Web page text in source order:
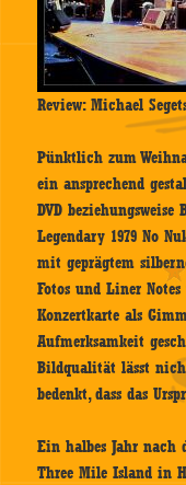
Review: Michael
Pünktlich zum
ein ansprechend
DVD
Legendary 1979 No
mit geprägtem
Fotos und Liner
Konzertkarte als
Aufmerksamkeit
Bildqualität lässt
bedenkt, dass das
Ein halbes Jahr
Three Mile Island in